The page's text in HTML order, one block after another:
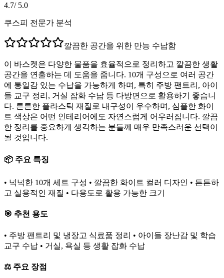
4.7/ 5.0
쿠스피 전문가 분석
깔끔한 공간을 위한 만능 수납함
이 바스켓은 다양한 물품을 효율적으로 정리하고 깔끔한 생활
공간을 연출하는 데 도움을 줍니다. 10개 구성으로 여러 공간
에 통일감 있는 수납을 가능하게 하며, 특히 주방 팬트리, 아이
들 교구 정리, 거실 잡화 수납 등 다방면으로 활용하기 좋습니
다. 튼튼한 플라스틱 재질로 내구성이 우수하며, 심플한 화이
트 색상은 어떤 인테리어에도 자연스럽게 어우러집니다. 깔끔
한 정리를 중요하게 생각하는 분들께 매우 만족스러운 선택이
될 것입니다.
📦 주요 특징
• 넉넉한 10개 세트 구성 • 깔끔한 화이트 컬러 디자인 • 튼튼하
고 실용적인 재질 • 다용도로 활용 가능한 크기
🎯 추천 용도
• 주방 팬트리 및 냉장고 식료품 정리 • 아이들 장난감 및 학습
교구 수납 • 거실, 욕실 등 생활 잡화 수납
⚖️ 주요 장점